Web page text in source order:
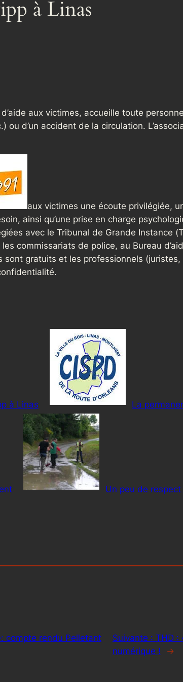
à Linas
aux victimes, accueille toute
ou d’un accident de la circulation.
aux victimes une écoute privilégiée,
ainsi qu’une prise en charge
avec le Tribunal de Grande Instance (
commissariats de police, au Bureau
sont gratuits et les professionnels
à Linas La
Un peu de
compte rendu Pelletant
Suivante : THD :
numérique !
→